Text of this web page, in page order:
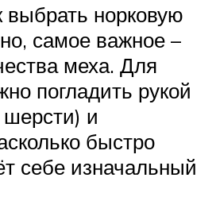
выбрать норковую
самое важное –
меха. Для
погладить рукой
шерсти) и
быстро
себе изначальный